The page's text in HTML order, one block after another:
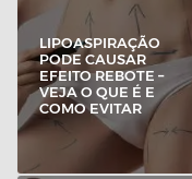
LIPOASPIRAÇÃO
PODE CAUSAR
EFEITO REBOTE –
VEJA O QUE É E
COMO EVITAR